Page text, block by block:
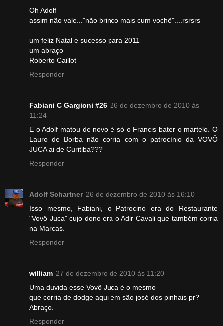
Oh Adolf
assim não vale..."não brinco mais cum vochê"....rsrsrs
um feliz Natal e sucesso para 2011
um abraço
Roberto Caillot
Responder
Fabiani C Gargioni #26 26 de dezembro de 2010 às
11:24
E o Adolf matou de novo é só o Francis bater o martelo. O
Lauro de Borba não corria com o patrocínio da VOVÔ
JUCA ai de Curitiba???
Responder
Adolf Schartner 26 de dezembro de 2010 às 16:10
Isso mesmo, Fabiani, o Patrocino era do Restaurante
"Vovô Juca" cujo dono era o Adir Cavali que também corria
na Marcas.
Responder
william 27 de dezembro de 2010 às 11:20
Uma duvida esse Vovô Juca é o mesmo
que corria de dodge aqui em são josé dos pinhais pr?
Abraço.
Responder